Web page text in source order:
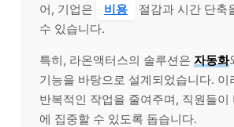
어, 기업은
비용
절감과 시간 단축
수 있습니다.
특히, 라온액터스의 솔루션은 자동화
기능을 바탕으로 설계되었습니다. 이
반복적인 작업을 줄여주며, 직원들이
에 집중할 수 있도록 돕습니다.